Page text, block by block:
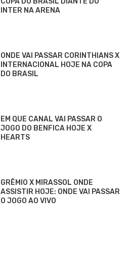
INTER NA ARENA
ONDE VAI PASSAR CORINTHIANS X
INTERNACIONAL HOJE NA COPA
DO BRASIL
EM QUE CANAL VAI PASSAR O
JOGO DO BENFICA HOJE X
HEARTS
GRÊMIO X MIRASSOL ONDE
ASSISTIR HOJE: ONDE VAI PASSAR
O JOGO AO VIVO